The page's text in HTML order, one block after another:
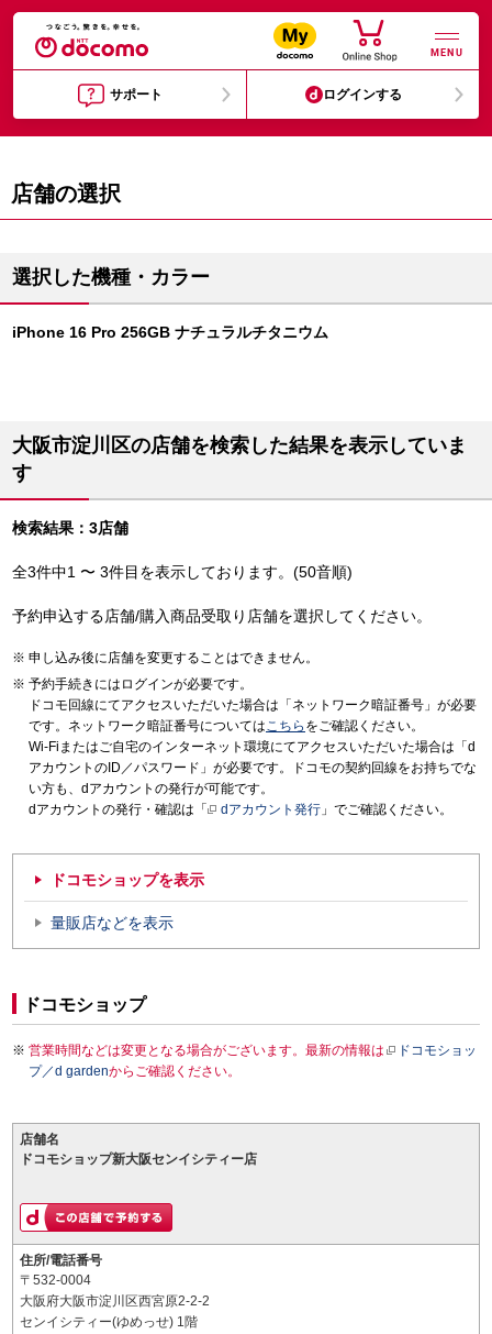
MENU
サポート ログインする
店舗の選択
選択した機種・カラー
iPhone 16 Pro 256GB ナチュラルチタニウム
大阪市淀川区の店舗を検索した結果を表示していま
す
検索結果：3店舗
全3件中1 〜 3件目を表示しております。(50音順)
予約申込する店舗/購入商品受取り店舗を選択してください。
申し込み後に店舗を変更することはできません。
予約手続きにはログインが必要です。
ドコモ回線にてアクセスいただいた場合は「ネットワーク暗証番号」が必要
です。ネットワーク暗証番号についてはこちら をご確認ください。
Wi-Fiまたはご自宅のインターネット環境にてアクセスいただいた場合は「d
アカウントのID／パスワード」が必要です。ドコモの契約回線をお持ちでな
い方も、dアカウントの発行が可能です。
dアカウントの発行・確認は「
dアカウント発行 」でご確認ください。
ドコモショップを表示
量販店などを表示
ドコモショップ
営業時間などは変更となる場合がございます。最新の情報は
ドコモショッ
プ／d gardenからご確認ください。
店舗名
ドコモショップ新大阪センイシティー店
住所/電話番号
〒532-0004
大阪府大阪市淀川区西宮原2-2-2
センイシティー(ゆめっせ) 1階